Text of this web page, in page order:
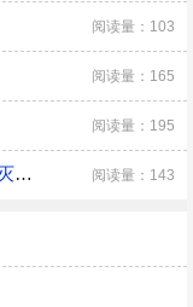
阅读量：103
阅读量：165
阅读量：195
使燃烧因缺乏氧气而熄灭的方法称作什么灭火法 阅读量：143